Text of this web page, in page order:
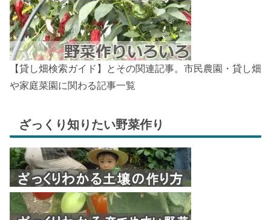
【貸し畑検索ガイド】とその関連記事。市民農園・貸し畑
や家庭菜園に関わる記事一覧
ざっくり知りたい野菜作り